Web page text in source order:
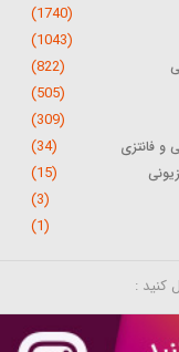
(1740)
(1043)
(822)
(505)
(309)
و فانتزی (34)
(15)
(3)
(1)
کنید :